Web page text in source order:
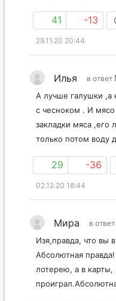
41 -13
29.11.20 20:44
Илья в ответ
А лучше галушки ,а
с чесноком . И
закладки мяса ,его
только потом воду
29 -36
02.12.20 18:44
Мира в ответ
Изя,правда, что вы
Абсолютная
лотерею, а в карты,